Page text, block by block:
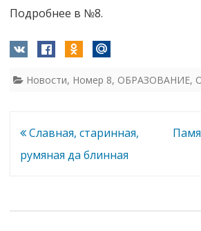
Подробнее в №8.
Новости, Номер 8, ОБРАЗОВАНИЕ,
Навигация
по
Славная, старинная,
румяная да блинная